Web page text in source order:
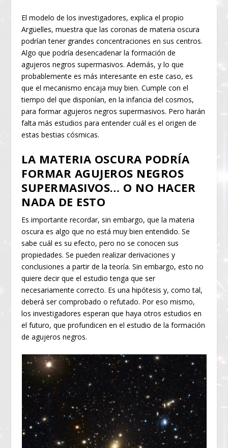
El modelo de los investigadores, explica el propio
Argüelles, muestra que las coronas de materia oscura
podrían tener grandes concentraciones en sus centros.
Algo que podría desencadenar la formación de
agujeros negros supermasivos. Además, y lo que
probablemente es más interesante en este caso, es
que el mecanismo encaja muy bien. Cumple con el
tiempo del que disponían, en la infancia del cosmos,
para formar agujeros negros supermasivos. Pero harán
falta más estudios para entender cuál es el origen de
estas bestias cósmicas.
LA MATERIA OSCURA PODRÍA
FORMAR AGUJEROS NEGROS
SUPERMASIVOS… O NO HACER
NADA DE ESTO
Es importante recordar, sin embargo, que la materia
oscura es algo que no está muy bien entendido. Se
sabe cuál es su efecto, pero no se conocen sus
propiedades. Se pueden realizar derivaciones y
conclusiones a partir de la teoría. Sin embargo, esto no
quiere decir que el estudio tenga que ser
necesariamente correcto. Es una hipótesis y, como tal,
deberá ser comprobado o refutado. Por eso mismo,
los investigadores esperan que haya otros estudios en
el futuro, que profundicen en el estudio de la formación
de agujeros negros.